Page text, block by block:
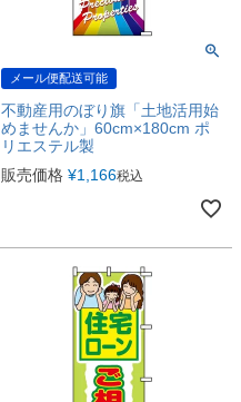
メール便配送可能
不動産用のぼり旗「土地活用始
めませんか」60cm×180cm ポ
リエステル製
販売価格 ¥1,166税込